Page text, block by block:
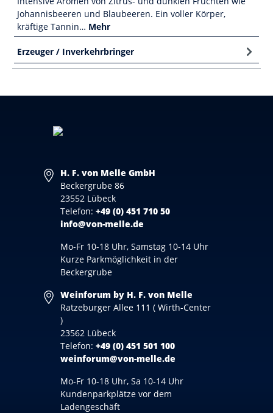
Johannisbeeren und Blaubeeren. Ein voller Körper,
kräftige Tannin… Mehr
Erzeuger / Inverkehrbringer
H. F. von Melle GmbH
Beckergrube 86
23552 Lübeck
Telefon: +49 (0) 451 710 50
info@von-melle.de
Mo-Fr 10-18 Uhr, Samstag 10-14 Uhr
Kurze Parkmöglichkeit in der
Beckergrube
Weinforum by H. F. von Melle
Ratzeburger Allee 111 ( Wirth-Center
)
23562 Lübeck
Telefon: +49 (0) 451 501 100
weinforum@von-melle.de
Mo-Fr 10-18 Uhr, Sa 10-14 Uhr
Kundenparkplätze vor dem
Ladengeschäft